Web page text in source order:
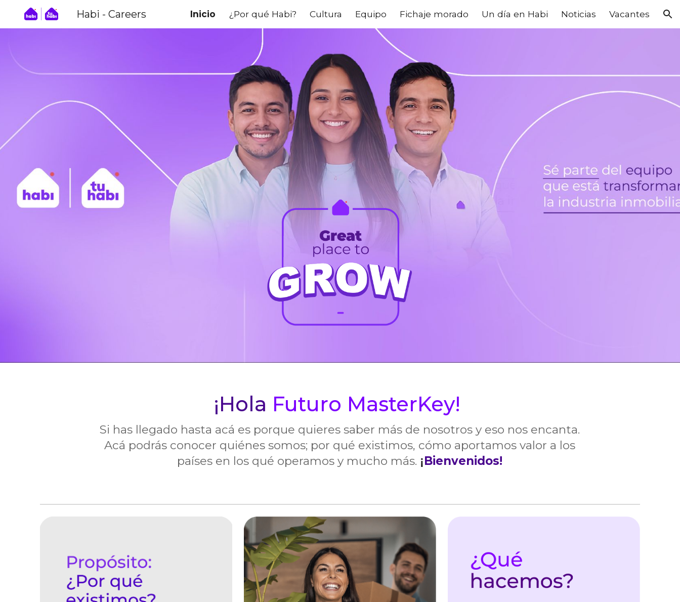
Skip to main content Skip to navigation
Habi - Careers Inicio ¿Por qué Habi? Cultura Equipo Fichaje morado Un día en Habi Noticias Vacantes
¡Hola Futuro MasterKey!
Si has llegado hasta acá es porque quieres saber más de nosotros y eso nos encanta.
Acá podrás conocer quiénes somos; por qué existimos, cómo aportamos valor a los
países en los qué operamos y mucho más. ¡Bienvenidos!